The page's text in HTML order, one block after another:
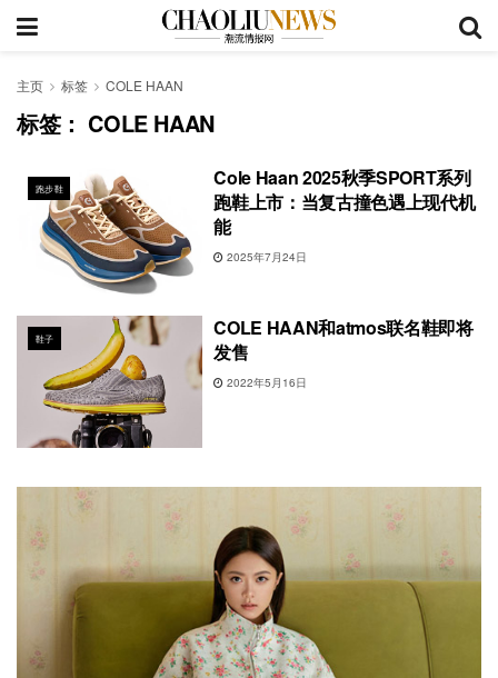
主页 标签 COLE HAAN
标签： COLE HAAN
跑步鞋
Cole Haan 2025秋季SPORT系列
跑鞋上市：当复古撞色遇上现代机
能
2025年7月24日
鞋子
COLE HAAN和atmos联名鞋即将
发售
2022年5月16日